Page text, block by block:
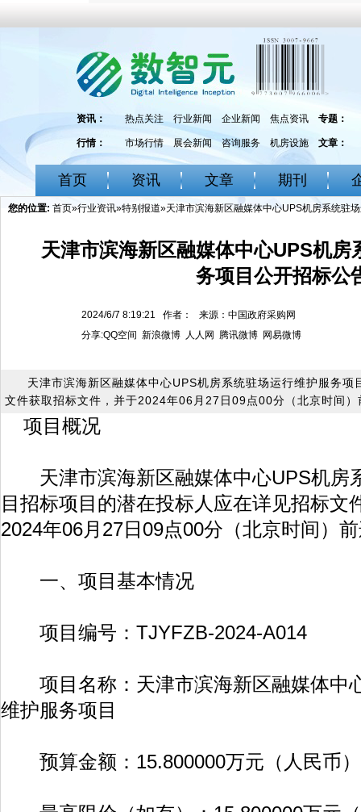
资讯： 热点关注 行业新闻 企业新闻 焦点资讯 专题：
行情： 市场行情 展会新闻 咨询服务 机房设施 文章：
首页 资讯 文章 期刊
您的位置: 首页»行业资讯»特别报道»天津市滨海新区融媒体中心UPS机房系统驻
天津市滨海新区融媒体中心UPS机房
务项目公开招标公
2024/6/7 8:19:21 作者： 来源：中国政府采购网
分享:QQ空间 新浪微博 人人网 腾讯微博 网易微博
天津市滨海新区融媒体中心UPS机房系统驻场运行维护服务
文件获取招标文件，并于2024年06月27日09点00分（北京时间）
项目概况
天津市滨海新区融媒体中心UPS机房
目招标项目的潜在投标人应在详见招标文
2024年06月27日09点00分（北京时间）
一、项目基本情况
项目编号：TJYFZB-2024-A014
项目名称：天津市滨海新区融媒体中
维护服务项目
预算金额：15.800000万元（人民币）